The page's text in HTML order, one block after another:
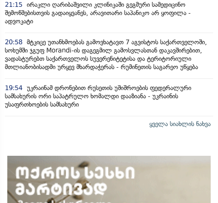
21:15 ირაკლი ღარიბაშვილი კლინიკაში გეგმური სამედიცინო
შემოწმებისთვის გადაიყვანეს, არავითარი საპანიკო არ ყოფილა -
ადვოკატი
20:58 მტკიცე უთანხმოებას გამოვხატავთ 7 აგვისტოს საქართველოში,
სოხუმში ჯგუფ Morandi-ის დაგეგმილ გამოსვლასთან დაკავშირებით,
ვადასტურებთ საქართველოს სუვერენიტეტისა და ტერიტორიული
მთლიანობისადმი ურყევ მხარდაჭერას - რუმინეთის საგარეო უწყება
19:54 უკრაინამ დრონებით რუსეთის უშიშროების ფედერალური
სამსახურის ორი საპატრულო ხომალდი დააზიანა - უკრაინის
უსაფრთხოების სამსახური
ყველა სიახლის ნახვა